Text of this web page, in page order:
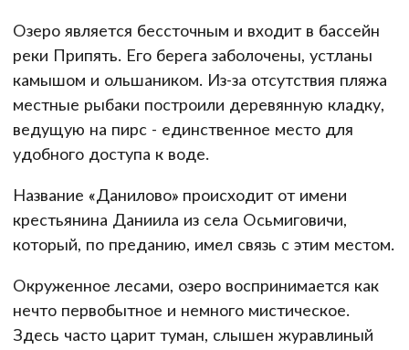
Озеро является бессточным и входит в бассейн
реки Припять. Его берега заболочены, устланы
камышом и ольшаником. Из-за отсутствия пляжа
местные рыбаки построили деревянную кладку,
ведущую на пирс - единственное место для
удобного доступа к воде.
Название «Данилово» происходит от имени
крестьянина Даниила из села Осьмиговичи,
который, по преданию, имел связь с этим местом.
Окруженное лесами, озеро воспринимается как
нечто первобытное и немного мистическое.
Здесь часто царит туман, слышен журавлиный